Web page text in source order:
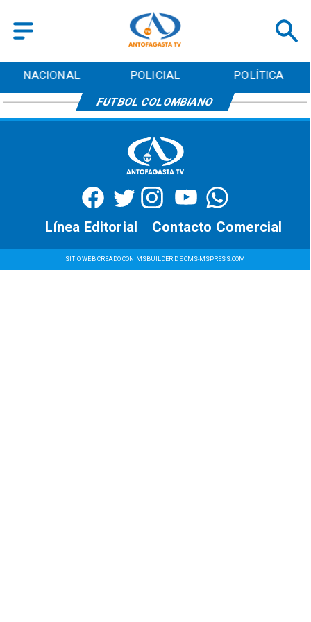
NACIONAL POLICIAL POLÍTICA
FUTBOL COLOMBIANO
SITIO WEB CREADO CON MSBUILDER DE CMS-MSPRESS.COM
Contacto Comercial
Línea Editorial